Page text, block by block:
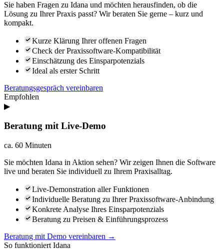
Sie haben Fragen zu Idana und möchten herausfinden, ob die
Lösung zu Ihrer Praxis passt? Wir beraten Sie gerne – kurz und
kompakt.
Kurze Klärung Ihrer offenen Fragen
Check der Praxissoftware-Kompatibilität
Einschätzung des Einsparpotenzials
Ideal als erster Schritt
Beratungsgespräch vereinbaren
Empfohlen
▶
Beratung mit Live-Demo
ca. 60 Minuten
Sie möchten Idana in Aktion sehen? Wir zeigen Ihnen die Software
live und beraten Sie individuell zu Ihrem Praxisalltag.
Live-Demonstration aller Funktionen
Individuelle Beratung zu Ihrer Praxissoftware-Anbindung
Konkrete Analyse Ihres Einsparpotenzials
Beratung zu Preisen & Einführungsprozess
Beratung mit Demo vereinbaren →
So funktioniert Idana